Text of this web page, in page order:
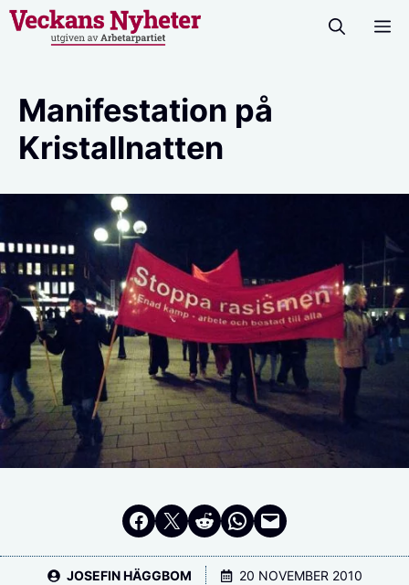
Hoppa
Manifestation på
Kristallnatten
Dela på Facebook
Dela på Twitter
Dela på RedditDela i WhatsApp
Maila en länk
JOSEFIN HÄGGBOM 20 NOVEMBER 2010